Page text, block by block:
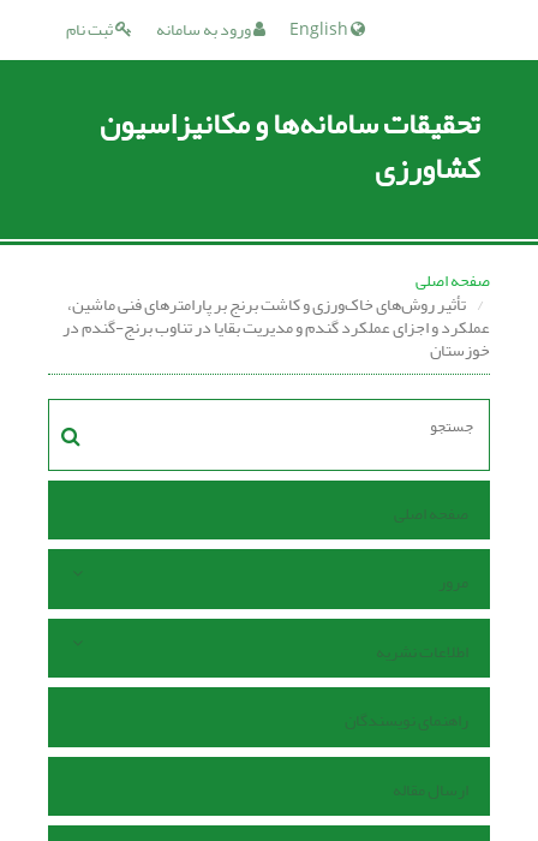
ثبت نام ورود به سامانه
تحقیقات سامانه‌ها و مکانیزاسیون
کشاورزی
صفحه اصلی
تأثیر روش‌های خاک‌ورزی و کاشت برنج بر پارامترهای فنی ماشین،
عملکرد و اجزای عملکرد گندم و مدیریت بقایا در تناوب برنج-گندم در
خوزستان
صفحه اصلی
مرور
اطلاعات نشریه
راهنمای نویسندگان
ارسال مقاله